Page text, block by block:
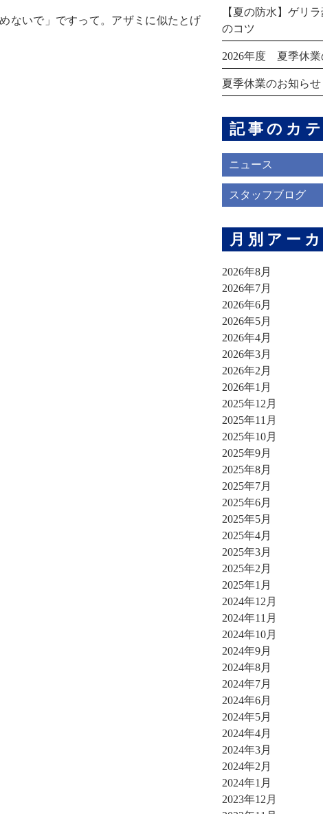
ないで」ですって。アザミに似たとげ
【夏の防水】ゲリ
のコツ
2026年度 夏季休業
夏季休業のお知らせ
記事のカ
ニュース
スタッフブログ
月別アー
2026年8月
2026年7月
2026年6月
2026年5月
2026年4月
2026年3月
2026年2月
2026年1月
2025年12月
2025年11月
2025年10月
2025年9月
2025年8月
2025年7月
2025年6月
2025年5月
2025年4月
2025年3月
2025年2月
2025年1月
2024年12月
2024年11月
2024年10月
2024年9月
2024年8月
2024年7月
2024年6月
2024年5月
2024年4月
2024年3月
2024年2月
2024年1月
2023年12月